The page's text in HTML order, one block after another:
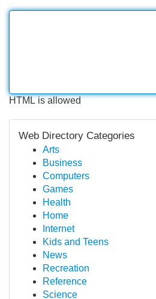
HTML is allowed
Web Directory Categories
Arts
Business
Computers
Games
Health
Home
Internet
Kids and Teens
News
Recreation
Reference
Science